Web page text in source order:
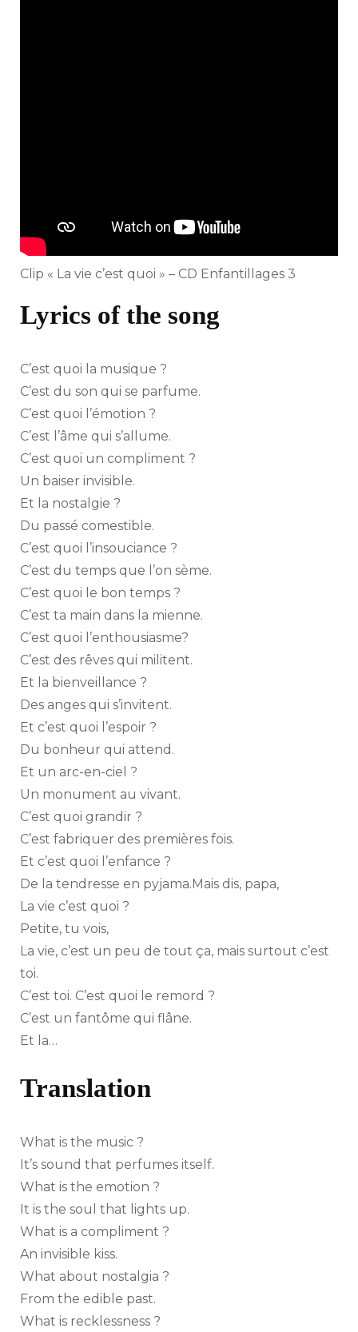
Clip « La vie c’est quoi » – CD Enfantillages 3
Lyrics of the song
C’est quoi la musique ?
C’est du son qui se parfume.
C’est quoi l’émotion ?
C’est l’âme qui s’allume.
C’est quoi un compliment ?
Un baiser invisible.
Et la nostalgie ?
Du passé comestible.
C’est quoi l’insouciance ?
C’est du temps que l’on sème.
C’est quoi le bon temps ?
C’est ta main dans la mienne.
C’est quoi l’enthousiasme?
C’est des rêves qui militent.
Et la bienveillance ?
Des anges qui s’invitent.
Et c’est quoi l’espoir ?
Du bonheur qui attend.
Et un arc-en-ciel ?
Un monument au vivant.
C’est quoi grandir ?
C’est fabriquer des premières fois.
Et c’est quoi l’enfance ?
De la tendresse en pyjama.Mais dis, papa,
La vie c’est quoi ?
Petite, tu vois,
La vie, c’est un peu de tout ça, mais surtout c’est
toi.
C’est toi. C’est quoi le remord ?
C’est un fantôme qui flâne.
Et la…
Translation
What is the music ?
It’s sound that perfumes itself.
What is the emotion ?
It is the soul that lights up.
What is a compliment ?
An invisible kiss.
What about nostalgia ?
From the edible past.
What is recklessness ?